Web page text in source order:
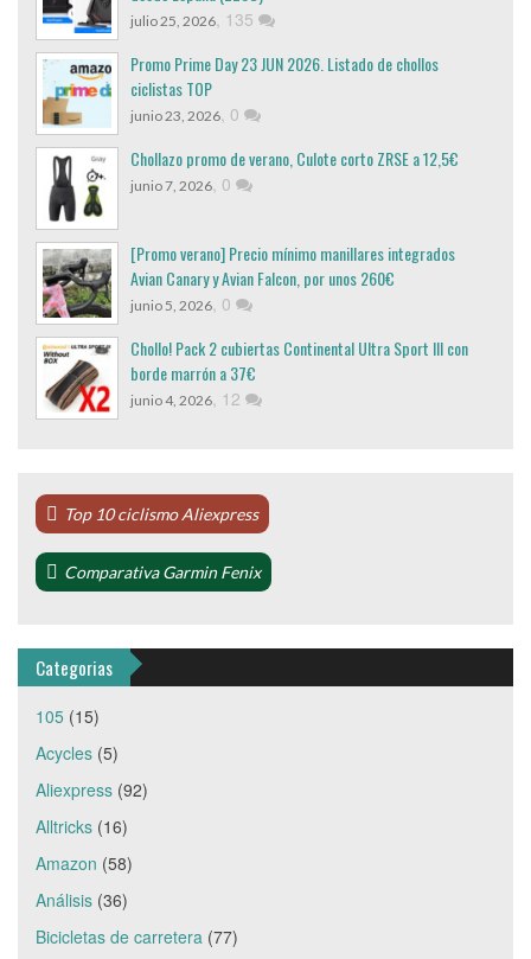
julio 25, 2026 135
Promo Prime Day 23 JUN 2026. Listado de chollos
ciclistas TOP
junio 23, 2026 0
Chollazo promo de verano, Culote corto ZRSE a 12,5€
junio 7, 2026 0
[Promo verano] Precio mínimo manillares integrados
Avian Canary y Avian Falcon, por unos 260€
junio 5, 2026 0
Chollo! Pack 2 cubiertas Continental Ultra Sport III con
borde marrón a 37€
junio 4, 2026 12
Top 10 ciclismo Aliexpress
Comparativa Garmin Fenix
Categorias
105 (15)
Acycles (5)
Aliexpress (92)
Alltricks (16)
Amazon (58)
Análisis (36)
Bicicletas de carretera (77)